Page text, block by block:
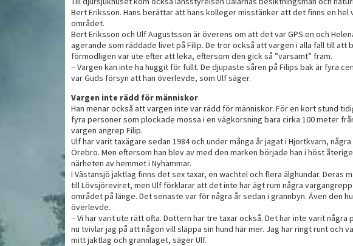
Bert Eriksson. Hans berättar att hans kolleger misstänker att det finns en hel
området.
Bert Eriksson och Ulf Augustsson är överens om att det var GPS:en och
agerande som räddade livet på Filip. De tror också att vargen i alla fall till att
förmodligen var ute efter att leka, eftersom den gick så ”varsamt” fram.
– Vargen kan inte ha huggit för fullt. De djupaste såren på Filips bak är fyra
var Guds försyn att han överlevde, som Ulf säger.
Vargen inte rädd för människor
Han menar också att vargen inte var rädd för människor. För en kort stund
fyra personer som plockade mossa i en vägkorsning bara cirka 100 meter
vargen angrep Filip.
Ulf har varit taxägare sedan 1984 och under många år jagat i Hjortkvarn,
Örebro. Men eftersom han blev av med den marken började han i höst
närheten av hemmet i Nyhammar.
I Västansjö jaktlag finns det sex taxar, en wachtel och flera älghundar. Deras
till Lövsjöreviret, men Ulf förklarar att det inte har ägt rum några vargangrepp
området på länge. Det senaste var för några år sedan i grannbyn. Även den
överlevde.
– Vi har varit ute rätt ofta. Dottern har tre taxar också. Det har inte varit några
nu tvivlar jag på att någon vill släppa sin hund här mer. Jag har ringt runt och
mitt jaktlag och grannlaget, säger Ulf.
Ugnsbrässerat rådjurslår
med koreansk kryddning
Helgrillad
med röd och vit